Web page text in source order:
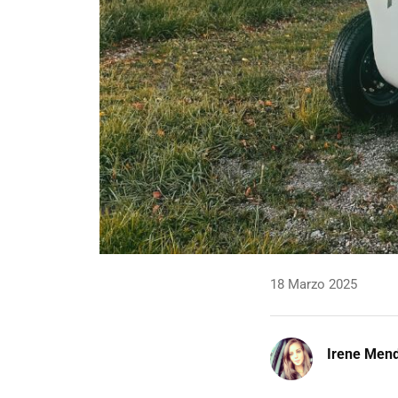
18 Marzo 2025
Irene